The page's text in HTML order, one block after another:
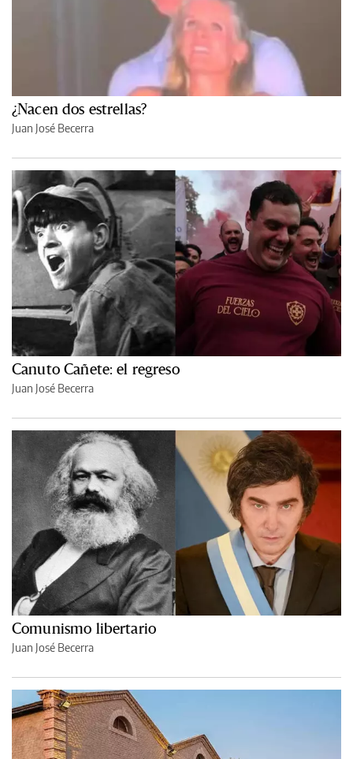
¿Nacen dos estrellas?
Juan José Becerra
Canuto Cañete: el regreso
Juan José Becerra
Comunismo libertario
Juan José Becerra